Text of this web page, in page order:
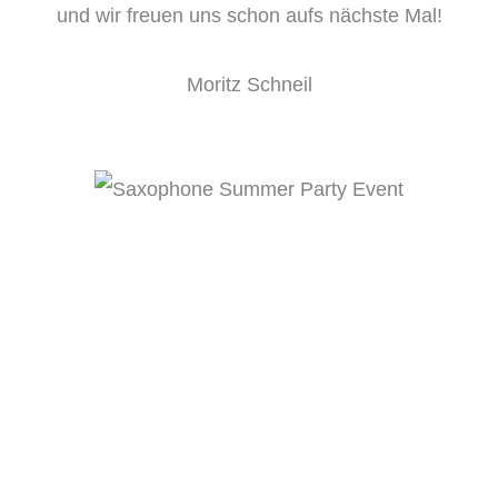
und wir freuen uns schon aufs nächste Mal!
Moritz Schneil